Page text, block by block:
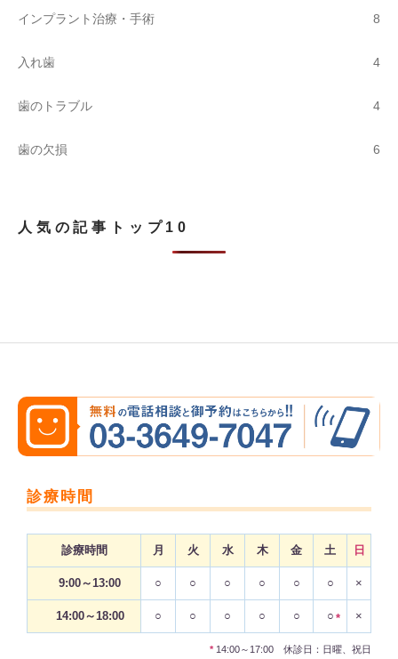
インプラント治療・手術 8
入れ歯 4
歯のトラブル 4
歯の欠損 6
人気の記事トップ10
診療時間
診療時間 月 火 水 木 金 土 日
9:00～13:00 ○ ○ ○ ○ ○ ○ ×
14:00～18:00 ○ ○ ○ ○ ○ ○ * ×
* 14:00～17:00 休診日：日曜、祝日